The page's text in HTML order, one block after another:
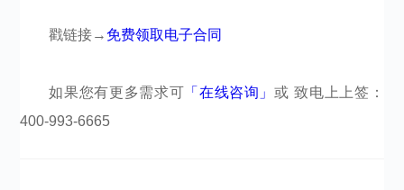
戳链接→ 免费领取电子合同
如果您有更多需求可 「在线咨询」或 致电上上签：
400-993-6665​​​​​​​​